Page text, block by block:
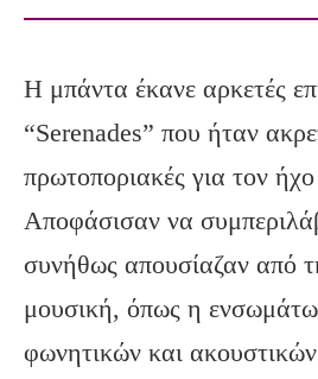
Η μπάντα έκανε αρκετές
“Serenades” που ήταν
πρωτοποριακές για τον
Αποφάσισαν να
συνήθως απουσίαζαν από
μουσική, όπως η
φωνητικών και ακουστικών